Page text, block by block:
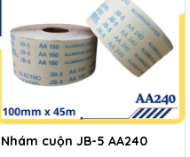
Nhám cuộn JB-5 AA240